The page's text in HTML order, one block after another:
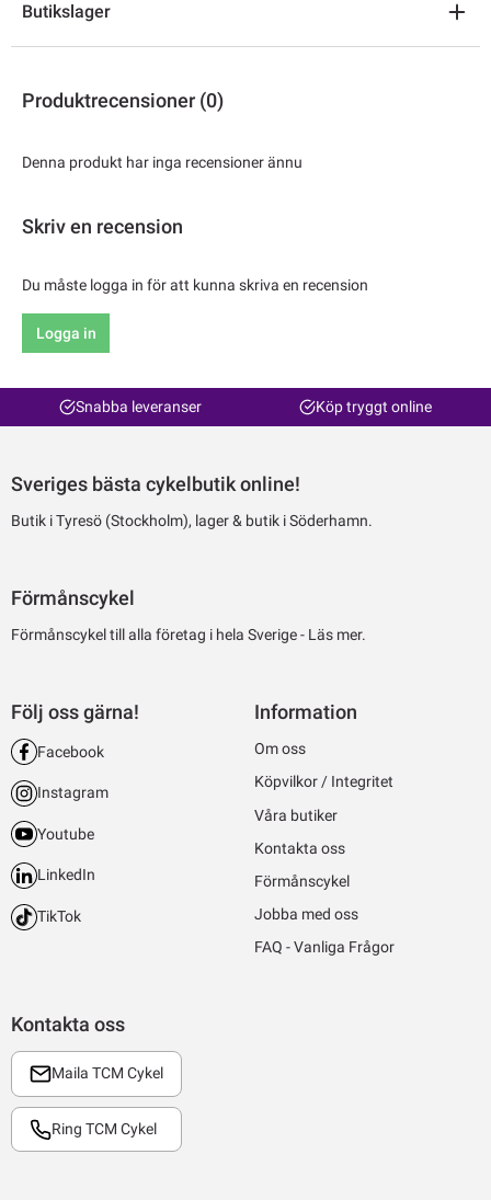
Butikslager
Produktrecensioner (0)
Denna produkt har inga recensioner ännu
Skriv en recension
Du måste logga in för att kunna skriva en recension
Logga in
Snabba leveranser Köp tryggt online
Sveriges bästa cykelbutik online!
Butik i Tyresö (Stockholm), lager & butik i Söderhamn.
Förmånscykel
Förmånscykel till alla företag i hela Sverige - Läs mer.
Kontakta oss
Maila TCM Cykel
Ring TCM Cykel
Följ oss gärna!
Facebook
Instagram
Youtube
LinkedIn
TikTok
Information
Om oss
Köpvilkor / Integritet
Våra butiker
Kontakta oss
Förmånscykel
Jobba med oss
FAQ - Vanliga Frågor